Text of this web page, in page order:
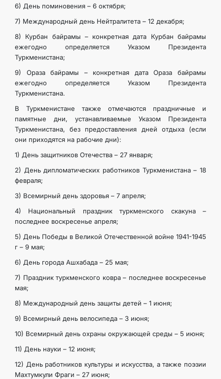
6) День поминовения – 6 октября;
7) Международный день Нейтралитета – 12 декабря;
8) Курбан байрамы – конкретная дата Курбан байрамы
ежегодно определяется Указом Президента
Туркменистана;
9) Ораза байрамы – конкретная дата Ораза байрамы
ежегодно определяется Указом Президента
Туркменистана.
В Туркменистане также отмечаются праздничные и
памятные дни, устанавливаемые Указом Президента
Туркменистана, без предоставления дней отдыха (если
они приходятся на рабочие дни):
1) День защитников Отечества – 27 января;
2) День дипломатических работников Туркменистана – 18
февраля;
3) Всемирный день здоровья – 7 апреля;
4) Национальный праздник туркменского скакуна –
последнее воскресенье апреля;
5) День Победы в Великой Отечественной войне 1941-1945
г – 9 мая;
6) День города Ашхабада – 25 мая;
7) Праздник туркменского ковра – последнее воскресенье
мая;
8) Международный день защиты детей – 1 июня;
9) Всемирный день велосипеда – 3 июня;
10) Всемирный день охраны окружающей среды – 5 июня;
11) День науки – 12 июня;
12) День работников культуры и искусства, а также поэзии
Махтумкули Фраги – 27 июня;